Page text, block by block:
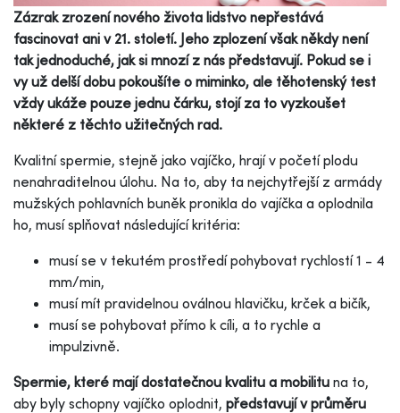
Zázrak zrození nového života lidstvo nepřestává
fascinovat ani v 21. století. Jeho zplození však někdy není
tak jednoduché, jak si mnozí z nás představují. Pokud se i
vy už delší dobu pokoušíte o miminko, ale těhotenský test
vždy ukáže pouze jednu čárku, stojí za to vyzkoušet
některé z těchto užitečných rad.
Kvalitní spermie, stejně jako vajíčko, hrají v početí plodu
nenahraditelnou úlohu. Na to, aby ta nejchytřejší z armády
mužských pohlavních buněk pronikla do vajíčka a oplodnila
ho, musí splňovat následující kritéria:
musí se v tekutém prostředí pohybovat rychlostí 1 - 4
mm/min,
musí mít pravidelnou oválnou hlavičku, krček a bičík,
musí se pohybovat přímo k cíli, a to rychle a
impulzivně.
Spermie, které mají dostatečnou kvalitu a mobilitu na to,
aby byly schopny vajíčko oplodnit, představují v průměru